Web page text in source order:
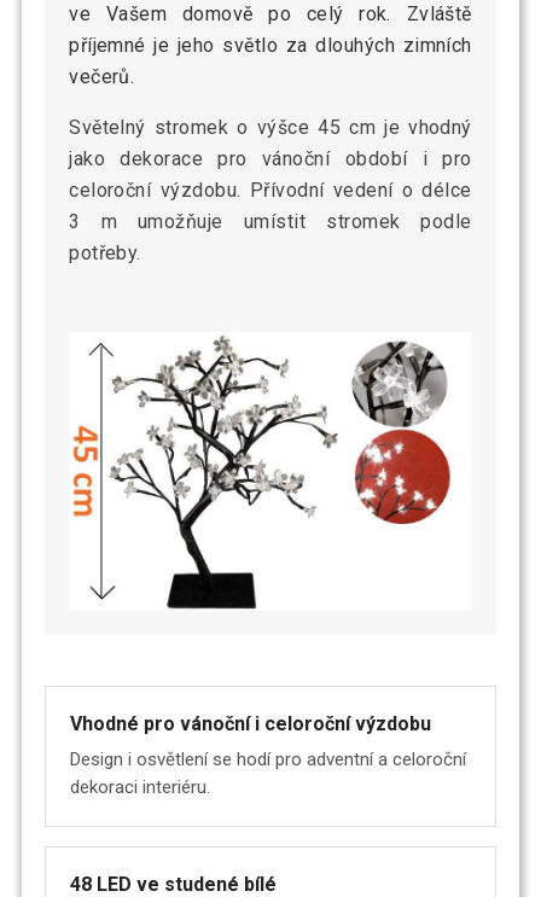
ve Vašem domově po celý rok. Zvláště
příjemné je jeho světlo za dlouhých zimních
večerů.
Světelný stromek o výšce 45 cm je vhodný
jako dekorace pro vánoční období i pro
celoroční výzdobu. Přívodní vedení o délce
3 m umožňuje umístit stromek podle
potřeby.
Vhodné pro vánoční i celoroční výzdobu
Design i osvětlení se hodí pro adventní a celoroční
dekoraci interiéru.
48 LED ve studené bílé